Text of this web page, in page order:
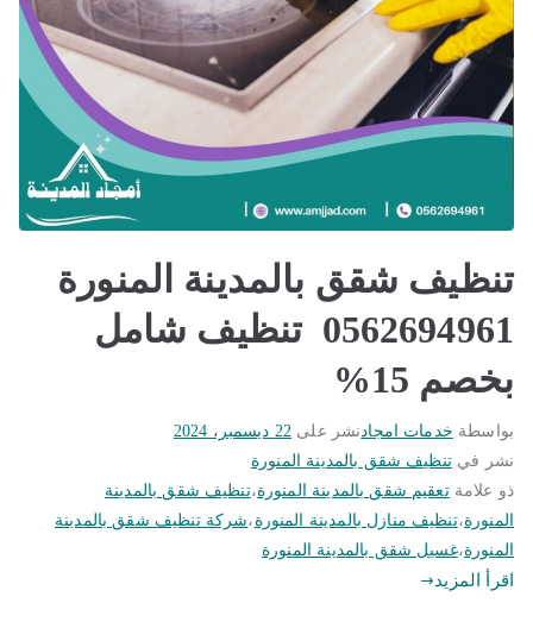
تنظيف شقق بالمدينة المنورة
0562694961 تنظيف شامل
بخصم 15%
بواسطة خدمات امجادنشر على 22 ديسمبر، 2024
نشر فيتنظيف شقق بالمدينة المنورة
ذو علامةتعقيم شقق بالمدينة المنورة،تنظيف شقق بالمدينة
المنورة،تنظيف منازل بالمدينة المنورة ،شركة تنظيف شقق بالمدينة
المنورة،غسيل شقق بالمدينة المنورة
اقرأ المزيد